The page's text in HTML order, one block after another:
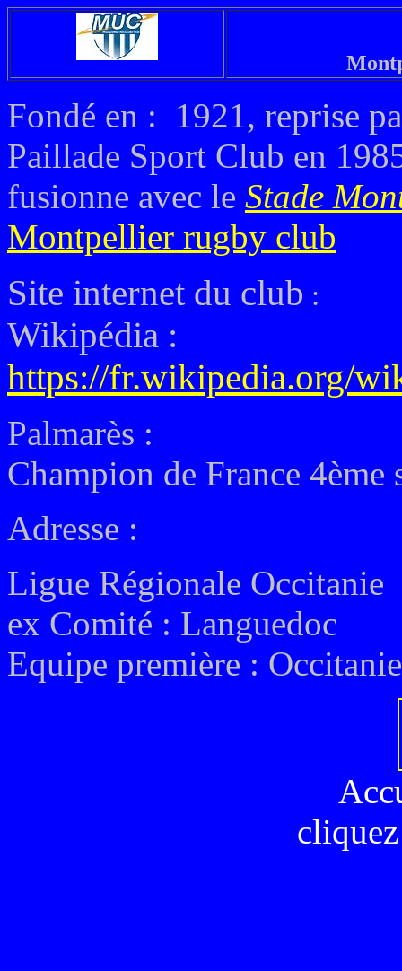
Fondé en : 1921, reprise
Paillade Sport Club en
fusionne avec le Stade
Montpellier rugby club
Site internet du club :
Wikipédia :
https://fr.wikipedia.org/
Palmarès :
Champion de France 4ème
Adresse :
Ligue Régionale Occitanie
ex Comité : Languedoc
Equipe première : Occitanie